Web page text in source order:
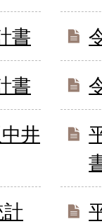
書
書
井